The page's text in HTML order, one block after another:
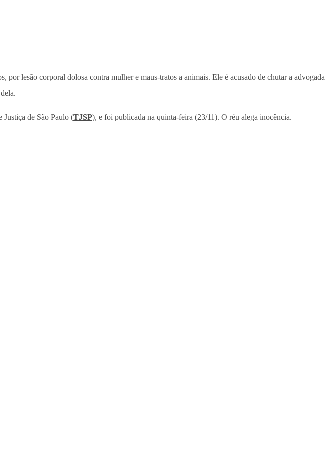
por lesão corporal dolosa contra mulher e maus-tratos a animais. Ele é acusado de chutar a advogada
de São Paulo (TJSP), e foi publicada na quinta-feira (23/11). O réu alega inocência.